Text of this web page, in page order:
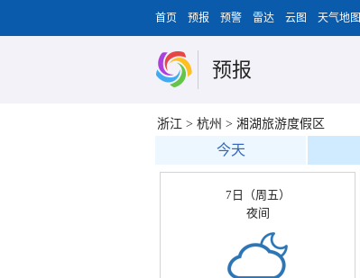
首页 预报 预警 雷达 云图 天气地图
预报
浙江 > 杭州 > 湘湖旅游度假区
今天
7日（周五）
夜间